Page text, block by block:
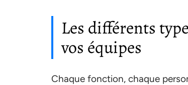
Les différents
vos équipes
Chaque fonction, chaque